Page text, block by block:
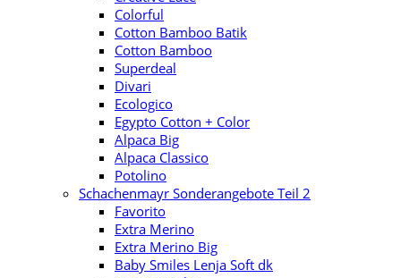
Colorful
Cotton Bamboo Batik
Cotton Bamboo
Superdeal
Divari
Ecologico
Egypto Cotton + Color
Alpaca Big
Alpaca Classico
Potolino
Schachenmayr Sonderangebote Teil 2
Favorito
Extra Merino
Extra Merino Big
Baby Smiles Lenja Soft dk